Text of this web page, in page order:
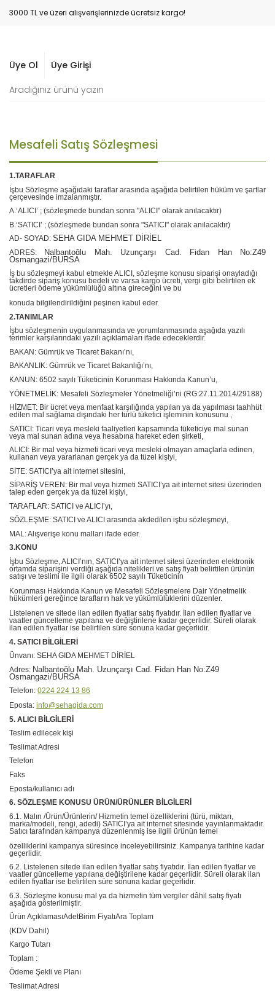
3000 TL ve üzeri alışverişlerinizde ücretsiz kargo!
Üye Ol Üye Girişi
Mesafeli Satış Sözleşmesi
1.TARAFLAR
İşbu Sözleşme aşağıdaki taraflar arasında aşağıda belirtilen hüküm ve şartlar
çerçevesinde imzalanmıştır.
A.‘ALICI’ ; (sözleşmede bundan sonra "ALICI" olarak anılacaktır)
B.‘SATICI’ ; (sözleşmede bundan sonra "SATICI" olarak anılacaktır)
AD- SOYAD: SEHA GIDA MEHMET DİRİEL
ADRES: Nalbantoğlu Mah. Uzunçarşı Cad. Fidan Han No:Z49
Osmangazi/BURSA
İş bu sözleşmeyi kabul etmekle ALICI, sözleşme konusu siparişi onayladığı
takdirde sipariş konusu bedeli ve varsa kargo ücreti, vergi gibi belirtilen ek
ücretleri ödeme yükümlülüğü altına gireceğini ve bu
konuda bilgilendirildiğini peşinen kabul eder.
2.TANIMLAR
İşbu sözleşmenin uygulanmasında ve yorumlanmasında aşağıda yazılı
terimler karşılarındaki yazılı açıklamaları ifade edeceklerdir.
BAKAN: Gümrük ve Ticaret Bakanı’nı,
BAKANLIK: Gümrük ve Ticaret Bakanlığı’nı,
KANUN: 6502 sayılı Tüketicinin Korunması Hakkında Kanun’u,
YÖNETMELİK: Mesafeli Sözleşmeler Yönetmeliği’ni (RG:27.11.2014/29188)
HİZMET: Bir ücret veya menfaat karşılığında yapılan ya da yapılması taahhüt
edilen mal sağlama dışındaki her türlü tüketici işleminin konusunu ,
SATICI: Ticari veya mesleki faaliyetleri kapsamında tüketiciye mal sunan
veya mal sunan adına veya hesabına hareket eden şirketi,
ALICI: Bir mal veya hizmeti ticari veya mesleki olmayan amaçlarla edinen,
kullanan veya yararlanan gerçek ya da tüzel kişiyi,
SİTE: SATICI’ya ait internet sitesini,
SİPARİŞ VEREN: Bir mal veya hizmeti SATICI’ya ait internet sitesi üzerinden
talep eden gerçek ya da tüzel kişiyi,
TARAFLAR: SATICI ve ALICI’yı,
SÖZLEŞME: SATICI ve ALICI arasında akdedilen işbu sözleşmeyi,
MAL: Alışverişe konu malları ifade eder.
3.KONU
İşbu Sözleşme, ALICI’nın, SATICI’ya ait internet sitesi üzerinden elektronik
ortamda siparişini verdiği aşağıda nitelikleri ve satış fiyatı belirtilen ürünün
satışı ve teslimi ile ilgili olarak 6502 sayılı Tüketicinin
Korunması Hakkında Kanun ve Mesafeli Sözleşmelere Dair Yönetmelik
hükümleri gereğince tarafların hak ve yükümlülüklerini düzenler.
Listelenen ve sitede ilan edilen fiyatlar satış fiyatıdır. İlan edilen fiyatlar ve
vaatler güncelleme yapılana ve değiştirilene kadar geçerlidir. Süreli olarak
ilan edilen fiyatlar ise belirtilen süre sonuna kadar geçerlidir.
4. SATICI BİLGİLERİ
Ünvanı: SEHA GIDA MEHMET DİRİEL
Adres: Nalbantoğlu Mah. Uzunçarşı Cad. Fidan Han No:Z49
Osmangazi/BURSA
Telefon: 0224 224 13 86
Eposta: info@sehagida.com
5. ALICI BİLGİLERİ
Teslim edilecek kişi
Teslimat Adresi
Telefon
Faks
Eposta/kullanıcı adı
6. SÖZLEŞME KONUSU ÜRÜN/ÜRÜNLER BİLGİLERİ
6.1. Malın /Ürün/Ürünlerin/ Hizmetin temel özelliklerini (türü, miktarı,
marka/modeli, rengi, adedi) SATICI’ya ait internet sitesinde yayınlanmaktadır.
Satıcı tarafından kampanya düzenlenmiş ise ilgili ürünün temel
özelliklerini kampanya süresince inceleyebilirsiniz. Kampanya tarihine kadar
geçerlidir.
6.2. Listelenen sitede ilan edilen fiyatlar satış fiyatıdır. İlan edilen fiyatlar ve
vaatler güncelleme yapılana değiştirilene kadar geçerlidir. Süreli olarak ilan
edilen fiyatlar ise belirtilen süre sonuna kadar geçerlidir.
6.3. Sözleşme konusu mal ya da hizmetin tüm vergiler dâhil satış fiyatı
aşağıda gösterilmiştir.
Ürün AçıklamasıAdetBirim FiyatıAra Toplam
(KDV Dahil)
Kargo Tutarı
Toplam :
Ödeme Şekli ve Planı
Teslimat Adresi